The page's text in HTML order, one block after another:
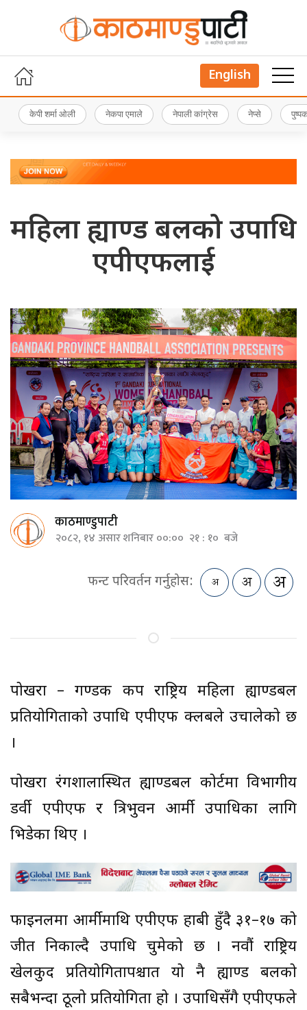
English
केपी शर्मा ओली नेकपा एमाले नेपाली कांग्रेस नेप्से
महिला ह्याण्ड बलको उपाधि
एपीएफलाई
काठमाण्डुपाटी
२०८२, १४ असार शनिबार ००:०० २१ : १० बजे
फन्ट परिवर्तन गर्नुहोस:
पोखरा – गण्डकी कप राष्ट्रिय महिला ह्याण्डबल
प्रतियोगिताको उपाधि एपीएफ क्लबले उचालेको छ
।
पोखरा रंगशालास्थित ह्याण्डबल कोर्टमा विभागीय
डर्वी एपीएफ र त्रिभुवन आर्मी उपाधिका लागि
भिडेका थिए ।
फाइनलमा आर्मीमाथि एपीएफ हाबी हुँदै ३१–१७ को
जीत निकाल्दै उपाधि चुमेको छ । नवौं राष्ट्रिय
खेलकुद प्रतियोगितापश्चात यो नै ह्याण्ड बलको
सबैभन्दा ठूलो प्रतियोगिता हो । उपाधिसँगै एपीएफले